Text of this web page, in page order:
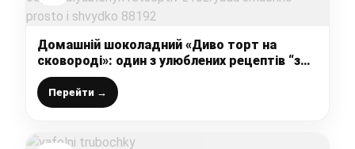
Домашній шоколадний «Диво торт на
сковороді»: один з улюблених рецептів “з
розряду – смачно, просто і швидко”
Перейти →